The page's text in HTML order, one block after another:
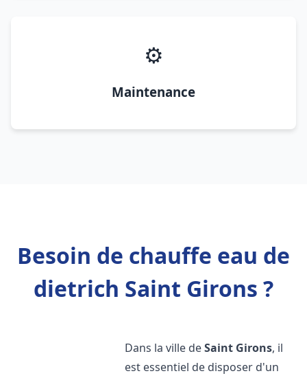
⚙️
Maintenance
Besoin de chauffe eau de
dietrich Saint Girons ?
Dans la ville deSaint Girons, il
est essentiel de disposer d'un